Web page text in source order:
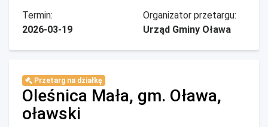
Termin:
2026-03-19
Organizator przetargu:
Urząd Gminy Oława
Przetarg na działkę
Oleśnica Mała, gm. Oława,
oławski